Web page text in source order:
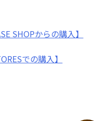
SHOPからの購入】
での購入】